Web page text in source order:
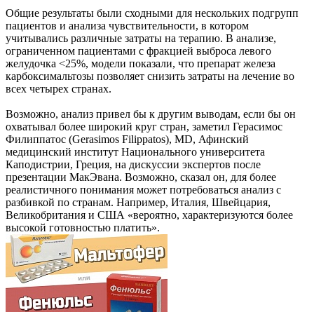
Общие результаты были сходными для нескольких подгрупп
пациентов и анализа чувствительности, в котором
учитывались различные затраты на терапию. В анализе,
ограниченном пациентами с фракцией выброса левого
желудочка <25%, модели показали, что препарат железа
карбоксимальтозы позволяет снизить затраты на лечение во
всех четырех странах.
Возможно, анализ привел бы к другим выводам, если бы он
охватывал более широкий круг стран, заметил Герасимос
Филиппатос (Gerasimos Filippatos), MD, Афинский
медицинский институт Национального университета
Каподистрии, Греция, на дискуссии экспертов после
презентации МакЭвана. Возможно, сказал он, для более
реалистичного понимания может потребоваться анализ с
разбивкой по странам. Например, Италия, Швейцария,
Великобритания и США «вероятно, характеризуются более
высокой готовностью платить».